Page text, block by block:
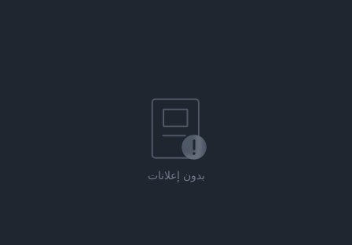
بدون إعلانات